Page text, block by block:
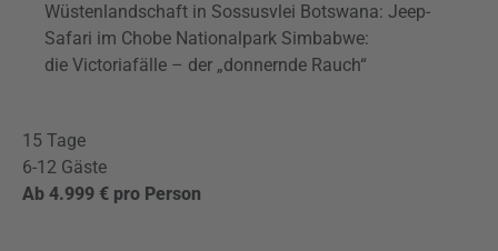
Wüstenlandschaft in Sossusvlei Botswana: Jeep-
Safari im Chobe Nationalpark Simbabwe:
die Victoriafälle – der „donnernde Rauch“
15 Tage
6-12 Gäste
Ab 4.999 € pro Person